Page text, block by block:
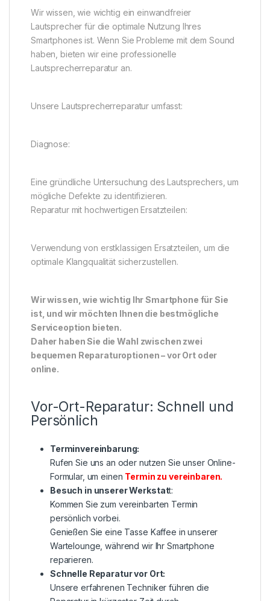
Wir wissen, wie wichtig ein einwandfreier
Lautsprecher für die optimale Nutzung Ihres
Smartphones ist. Wenn Sie Probleme mit dem Sound
haben, bieten wir eine professionelle
Lautsprecherreparatur an.
Unsere Lautsprecherreparatur umfasst:
Diagnose:
Eine gründliche Untersuchung des Lautsprechers, um
mögliche Defekte zu identifizieren.
Reparatur mit hochwertigen Ersatzteilen:
Verwendung von erstklassigen Ersatzteilen, um die
optimale Klangqualität sicherzustellen.
Wir wissen, wie wichtig Ihr Smartphone für Sie
ist, und wir möchten Ihnen die bestmögliche
Serviceoption bieten.
Daher haben Sie die Wahl zwischen zwei
bequemen Reparaturoptionen – vor Ort oder
online.
Vor-Ort-Reparatur: Schnell und
Persönlich
Terminvereinbarung:
Rufen Sie uns an oder nutzen Sie unser Online-
Formular, um einen Termin zu vereinbaren.
Besuch in unserer Werkstatt:
Kommen Sie zum vereinbarten Termin
persönlich vorbei.
Genießen Sie eine Tasse Kaffee in unserer
Wartelounge, während wir Ihr Smartphone
reparieren.
Schnelle Reparatur vor Ort:
Unsere erfahrenen Techniker führen die